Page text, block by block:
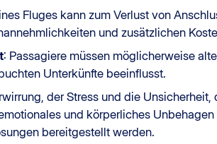
Fluges kann zum Verlust von
und zusätzlichen
: Passagiere müssen möglicherweise
Unterkünfte beeinflusst.
der Stress und die
und körperliches
bereitgestellt werden.